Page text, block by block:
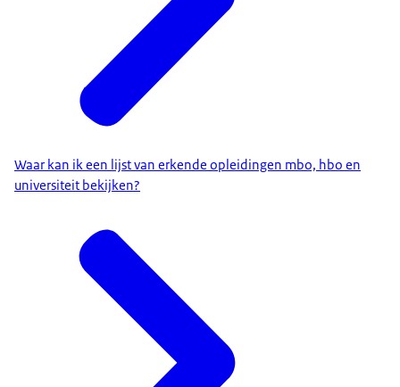
Waar kan ik een lijst van erkende opleidingen mbo, hbo en
universiteit bekijken?